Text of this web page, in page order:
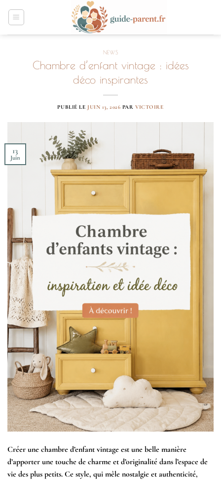
NEWS
Chambre d’enfant vintage : idées
déco inspirantes
PUBLIÉ LE JUIN 13, 2026 PARVICTOIRE
13
Juin
Créer une chambre d’enfant vintage est une belle manière
d’apporter une touche de charme et d’originalité dans l’espace de
vie des plus petits. Ce style, qui mêle nostalgie et authenticité,